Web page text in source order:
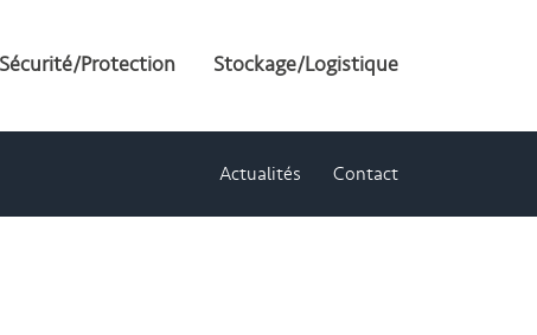
Sécurité/Protection Stockage/Logistique
Actualités Contact